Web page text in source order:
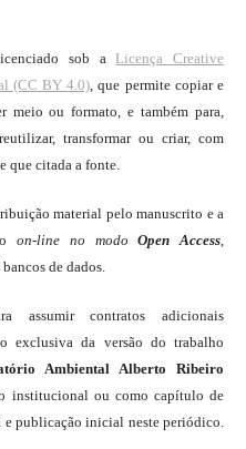
sob a Licença Creative
(CC BY 4.0), que permite copiar e
meio ou formato, e também para,
transformar ou criar, com
que citada a fonte.
material pelo manuscrito e a
on-line no modo Open Access,
de dados.
assumir contratos adicionais
exclusiva da versão do trabalho
Ambiental Alberto Ribeiro
institucional ou como capítulo de
publicação inicial neste periódico.